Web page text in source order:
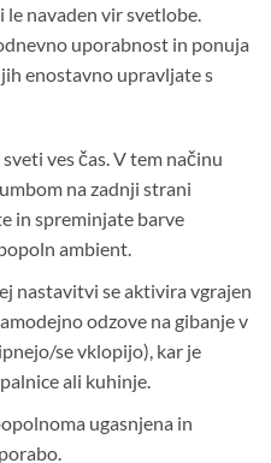
navaden vir svetlobe.
uporabnost in ponuja
enostavno upravljate s
ves čas. V tem načinu
na zadnji strani
in spreminjate barve
ambient.
nastavitvi se aktivira vgrajen
odzove na gibanje v
se vklopijo), kar je
ali kuhinje.
ugasnjena in